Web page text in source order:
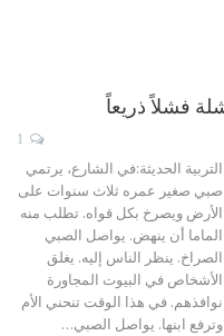
التربية الحديثة:في الشارع، يرتمي
صبي صغير عمره ثلاث سنوات على
الأرض ويصرخ بكل قواه. تطلب منه
الماما أن ينهض. يواصل الصبي
الصراخ. ينظر الناس إليه. يغلق
الأشخاص في البيوت المجاورة
نوافذهم. في هذا الوقت تنحني الأم
وترفع ابنها. يواصل الصبي…